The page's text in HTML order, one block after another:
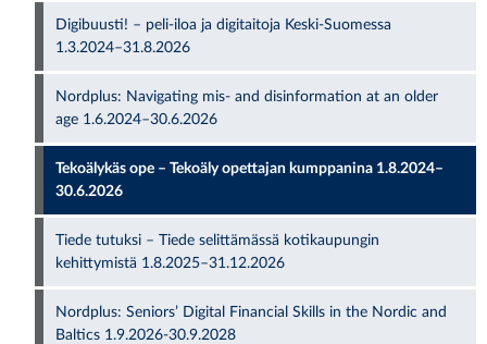
Digibuusti! – peli-iloa ja digitaitoja Keski-Suomessa
1.3.2024–31.8.2026
Nordplus: Navigating mis- and disinformation at an older
age 1.6.2024–30.6.2026
Tekoälykäs ope – Tekoäly opettajan kumppanina 1.8.2024–
30.6.2026
Tiede tutuksi – Tiede selittämässä kotikaupungin
kehittymistä 1.8.2025–31.12.2026
Nordplus: Seniors’ Digital Financial Skills in the Nordic and
Baltics 1.9.2026-30.9.2028